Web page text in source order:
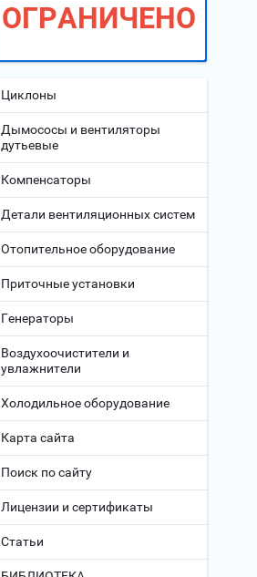
ОГРАНИЧЕНО
Циклоны
Дымососы и вентиляторы
дутьевые
Компенсаторы
Детали вентиляционных систем
Отопительное оборудование
Приточные установки
Генераторы
Воздухоочистители и
увлажнители
Холодильное оборудование
Карта сайта
Поиск по сайту
Лицензии и сертификаты
Статьи